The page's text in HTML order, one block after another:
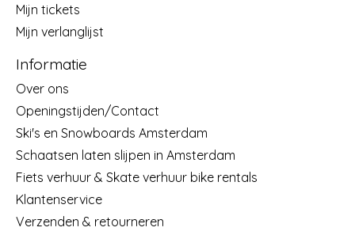
Mijn tickets
Mijn verlanglijst
Informatie
Over ons
Openingstijden/Contact
Ski's en Snowboards Amsterdam
Schaatsen laten slijpen in Amsterdam
Fiets verhuur & Skate verhuur bike rentals
Klantenservice
Verzenden & retourneren